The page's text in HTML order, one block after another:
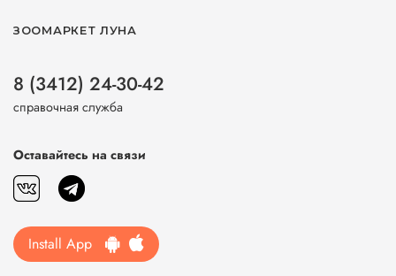
ЗООМАРКЕТ ЛУНА
8 (3412) 24-30-42
справочная служба
Оставайтесь на связи
Install App